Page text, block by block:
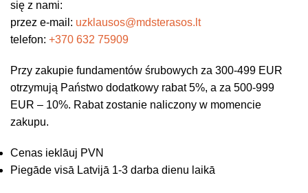
się z nami:
przez e-mail: uzklausos@mdsterasos.lt
telefon: +370 632 75909
Przy zakupie fundamentów śrubowych za 300-499 EUR
otrzymują Państwo dodatkowy rabat 5%, a za 500-999
EUR – 10%. Rabat zostanie naliczony w momencie
zakupu.
Cenas ieklāuj PVN
Piegāde visā Latvijā 1-3 darba dienu laikā